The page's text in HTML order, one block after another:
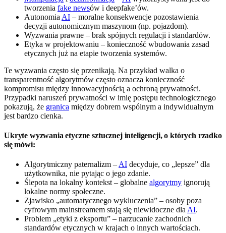
tworzenia fake newsów i deepfake’ów.
Autonomia AI – moralne konsekwencje pozostawienia
decyzji autonomicznym maszynom (np. pojazdom).
Wyzwania prawne – brak spójnych regulacji i standardów.
Etyka w projektowaniu – konieczność wbudowania zasad
etycznych już na etapie tworzenia systemów.
Te wyzwania często się przenikają. Na przykład walka o
transparentność algorytmów często oznacza konieczność
kompromisu między innowacyjnością a ochroną prywatności.
Przypadki naruszeń prywatności w imię postępu technologicznego
pokazują, że granica między dobrem wspólnym a indywidualnym
jest bardzo cienka.
Ukryte wyzwania etyczne sztucznej inteligencji, o których rzadko
się mówi:
Algorytmiczny paternalizm – AI decyduje, co „lepsze” dla
użytkownika, nie pytając o jego zdanie.
Ślepota na lokalny kontekst – globalne algorytmy ignorują
lokalne normy społeczne.
Zjawisko „automatycznego wykluczenia” – osoby poza
cyfrowym mainstreamem stają się niewidoczne dla AI.
Problem „etyki z eksportu” – narzucanie zachodnich
standardów etycznych w krajach o innych wartościach.